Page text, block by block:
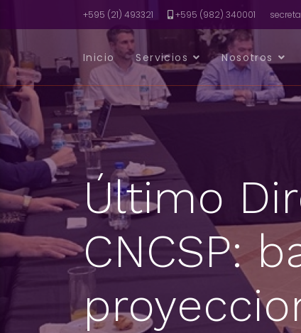
+595 (21) 493321 +595 (982) 340001
Inicio Servicios Nosotros
Último
CNCSP: